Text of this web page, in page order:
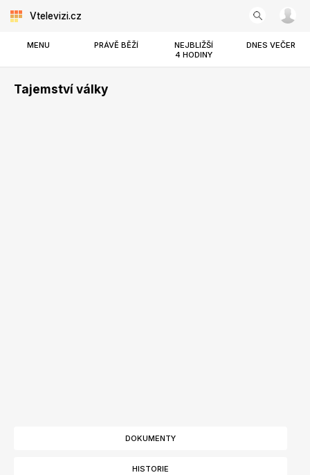
Vtelevizi.cz
MENU PRÁVĚ BĚŽÍ
NEJBLIŽŠÍ
4 HODINY
DNES VEČER
Tajemství války
DOKUMENTY
HISTORIE